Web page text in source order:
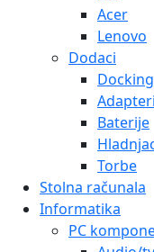
Acer
Lenovo
Dodaci
Adapteri
Baterije
Torbe
Stolna računala
Informatika
PC